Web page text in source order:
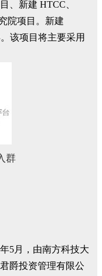
、新建 HTCC、
院项目。新建
该项目将主要采用
群
5月，由南方科技大
爵投资管理有限公